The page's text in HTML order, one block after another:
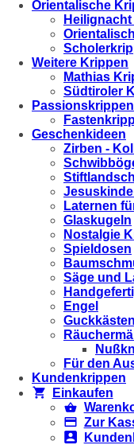
Orientalische
Weitere Krippen
Mathias
Südtiroler
Passionskrippen
Geschenkideen
Zirben -
Laternen
Glaskugeln
Nostalgie
Spieldosen
Säge und
Engel
Für den
Kundenkrippen
Einkaufen
Zur